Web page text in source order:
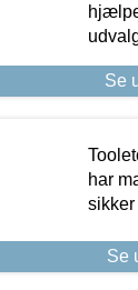
Se
har
sikker
Se